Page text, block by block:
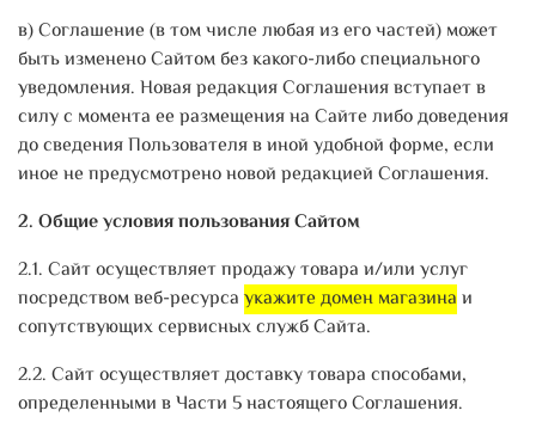
в) Соглашение (в том числе любая из его частей) может
быть изменено Сайтом без какого-либо специального
уведомления. Новая редакция Соглашения вступает в
силу с момента ее размещения на Сайте либо доведения
до сведения Пользователя в иной удобной форме, если
иное не предусмотрено новой редакцией Соглашения.
2. Общие условия пользования Сайтом
2.1. Сайт осуществляет продажу товара и/или услуг
посредством веб-ресурса укажите домен магазина и
сопутствующих сервисных служб Сайта.
2.2. Сайт осуществляет доставку товара способами,
определенными в Части 5 настоящего Соглашения.